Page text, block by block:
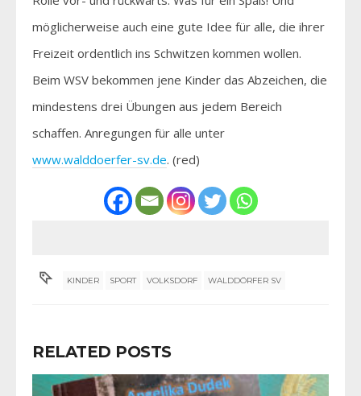
möglicherweise auch eine gute Idee für alle, die ihrer
Freizeit ordentlich ins Schwitzen kommen wollen.
Beim WSV bekommen jene Kinder das Abzeichen, die
mindestens drei Übungen aus jedem Bereich
schaffen. Anregungen für alle unter
www.walddoerfer-sv.de. (red)
KINDER SPORT VOLKSDORF WALDDÖRFER SV
RELATED POSTS